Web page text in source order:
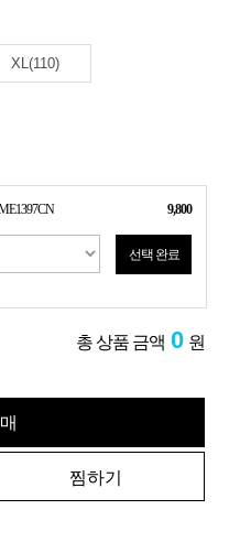
XL(110)
9,800
선택 완료
총 상품 금액 0 원
찜하기